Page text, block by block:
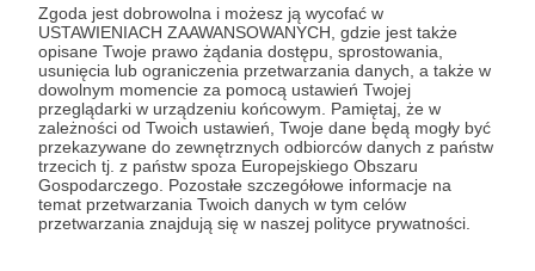
Zgoda jest dobrowolna i możesz ją wycofać w
USTAWIENIACH ZAAWANSOWANYCH, gdzie jest także
opisane Twoje prawo żądania dostępu, sprostowania,
usunięcia lub ograniczenia przetwarzania danych, a także w
dowolnym momencie za pomocą ustawień Twojej
przeglądarki w urządzeniu końcowym. Pamiętaj, że w
zależności od Twoich ustawień, Twoje dane będą mogły być
przekazywane do zewnętrznych odbiorców danych z państw
trzecich tj. z państw spoza Europejskiego Obszaru
Gospodarczego. Pozostałe szczegółowe informacje na
temat przetwarzania Twoich danych w tym celów
przetwarzania znajdują się w naszej polityce prywatności.
Zakup serweraMIKR.USprzy pomocy
linkuda Cijeden miesiąc gratis.
Nie zmuszam do skorzystania z żadnego. Po
prostu chcę poinformować, że takowe są.
Pozdrawiam
Piotr Prądzyński